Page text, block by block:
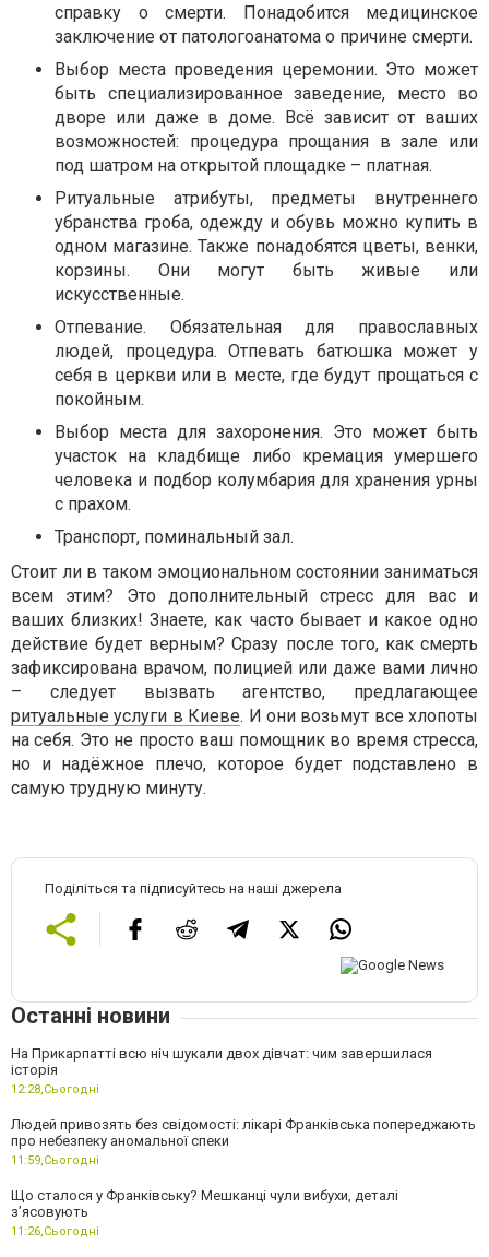
справку о смерти. Понадобится медицинское
заключение от патологоанатома о причине смерти.
Выбор места проведения церемонии. Это может
быть специализированное заведение, место во
дворе или даже в доме. Всё зависит от ваших
возможностей: процедура прощания в зале или
под шатром на открытой площадке – платная.
Ритуальные атрибуты, предметы внутреннего
убранства гроба, одежду и обувь можно купить в
одном магазине. Также понадобятся цветы, венки,
корзины. Они могут быть живые или
искусственные.
Отпевание. Обязательная для православных
людей, процедура. Отпевать батюшка может у
себя в церкви или в месте, где будут прощаться с
покойным.
Выбор места для захоронения. Это может быть
участок на кладбище либо кремация умершего
человека и подбор колумбария для хранения урны
с прахом.
Транспорт, поминальный зал.
Стоит ли в таком эмоциональном состоянии заниматься
всем этим? Это дополнительный стресс для вас и
ваших близких! Знаете, как часто бывает и какое одно
действие будет верным? Сразу после того, как смерть
зафиксирована врачом, полицией или даже вами лично
– следует вызвать агентство, предлагающее
ритуальные услуги в Киеве. И они возьмут все хлопоты
на себя. Это не просто ваш помощник во время стресса,
но и надёжное плечо, которое будет подставлено в
самую трудную минуту.
Поділіться та підписуйтесь на наші джерела
Останні новини
На Прикарпатті всю ніч шукали двох дівчат: чим завершилася
історія
12:28,Сьогодні
Людей привозять без свідомості: лікарі Франківська попереджають
про небезпеку аномальної спеки
11:59,Сьогодні
Що сталося у Франківську? Мешканці чули вибухи, деталі
з’ясовують
11:26,Сьогодні